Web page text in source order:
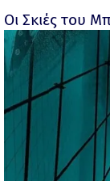
Οι Σκιές του